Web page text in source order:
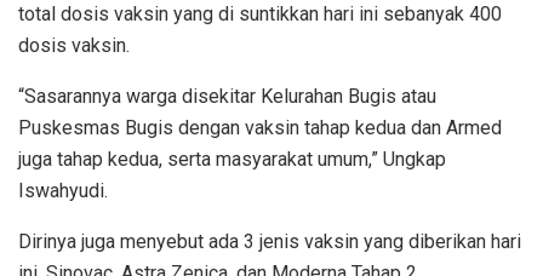
total dosis vaksin yang di suntikkan hari ini sebanyak 400
dosis vaksin.
“Sasarannya warga disekitar Kelurahan Bugis atau
Puskesmas Bugis dengan vaksin tahap kedua dan Armed
juga tahap kedua, serta masyarakat umum,” Ungkap
Iswahyudi.
Dirinya juga menyebut ada 3 jenis vaksin yang diberikan hari